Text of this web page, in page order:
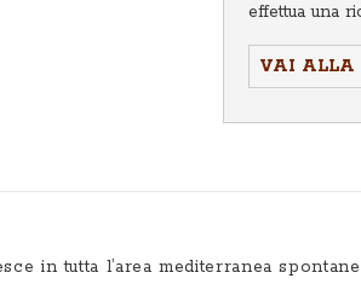
effettua una
VAI ALLA
in tutta l’area mediterranea